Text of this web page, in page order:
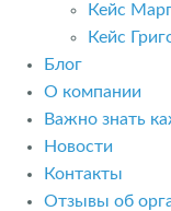
Кейс
Кейс
Блог
О компании
Важно знать
Новости
Контакты
Отзывы об